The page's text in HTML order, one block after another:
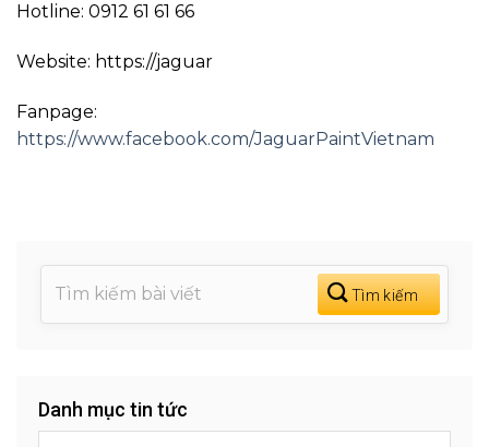
Hotline: 0912 61 61 66
Website: https://jaguar
Fanpage:
https://www.facebook.com/JaguarPaintVietnam
Danh mục tin tức